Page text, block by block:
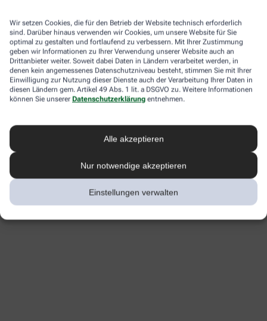
Wir setzen Cookies, die für den Betrieb der Website technisch erforderlich
sind. Darüber hinaus verwenden wir Cookies, um unsere Website für Sie
optimal zu gestalten und fortlaufend zu verbessern. Mit Ihrer Zustimmung
geben wir Informationen zu Ihrer Verwendung unserer Website auch an
Drittanbieter weiter. Soweit dabei Daten in Ländern verarbeitet werden, in
denen kein angemessenes Datenschutzniveau besteht, stimmen Sie mit Ihrer
Einwilligung zur Nutzung dieser Dienste auch der Verarbeitung Ihrer Daten in
diesen Ländern gem. Artikel 49 Abs. 1 lit. a DSGVO zu. Weitere Informationen
können Sie unserer Datenschutzerklärung entnehmen.
Alle akzeptieren
Nur notwendige akzeptieren
Einstellungen verwalten